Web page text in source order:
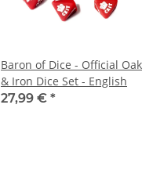
Baron of Dice - Official Oak
& Iron Dice Set - English
27,99 € *